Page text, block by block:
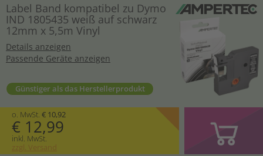
Label Band kompatibel zu Dymo
IND 1805435 weiß auf schwarz
12mm x 5,5m Vinyl
Details anzeigen
Passende Geräte anzeigen
Günstiger als das Herstellerprodukt
o. MwSt. € 10,92
€ 12,99
inkl. MwSt.
zzgl. Versand